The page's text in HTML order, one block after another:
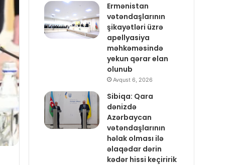
Ermənistan
vətəndaşlarının
şikayətləri üzrə
apellyasiya
məhkəməsində
yekun qərar elan
olunub
Avqust 6, 2026
Sibiqa: Qara
dənizdə
Azərbaycan
vətəndaşlarının
həlak olması ilə
əlaqədar dərin
kədər hissi keçiririk